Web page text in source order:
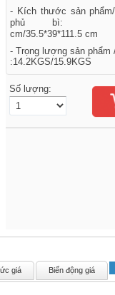
- Kích thước sản
phủ bì:
cm/35.5*39*111.5 cm
- Trọng lượng sản phẩm
:14.2KGS/15.9KGS
Số lượng:
giá Biến động giá